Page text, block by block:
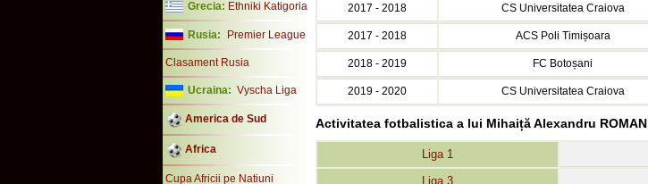
Grecia: Ethniki Katigoria
Rusia: Premier League
Clasament Rusia
Ucraina: Vyscha Liga
America de Sud
Africa
Cupa Africii pe Natiuni
2017 - 2018 CS Universitatea Craiova
2017 - 2018 ACS Poli Timișoara
2018 - 2019 FC Botoșani
2019 - 2020 CS Universitatea Craiova
Activitatea fotbalistica a lui Mihaiță Alexandru ROMAN
Liga 1
Liga 3